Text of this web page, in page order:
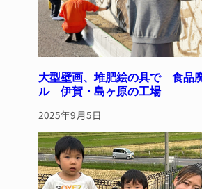
大型壁画、堆肥絵の具で 食品
ル 伊賀・島ヶ原の工場
2025年9月5日